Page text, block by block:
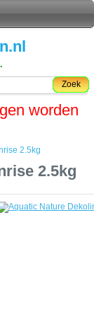
Zoek
worden
2.5kg
2.5kg